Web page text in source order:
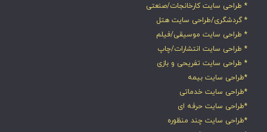
* طراحی سایت کارخانجات/صنعتی
* گردشگری/طراحی سایت هتل
* طراحی سایت موسیقی/فیلم
* طراحی سایت انتشارات/چاپ
* طراحی سایت تفریحی و بازی
*طراحی سایت بیمه
*طراحی سایت خدماتی
*طراحی سایت حرفه ای
*طراحی سایت چند منظوره